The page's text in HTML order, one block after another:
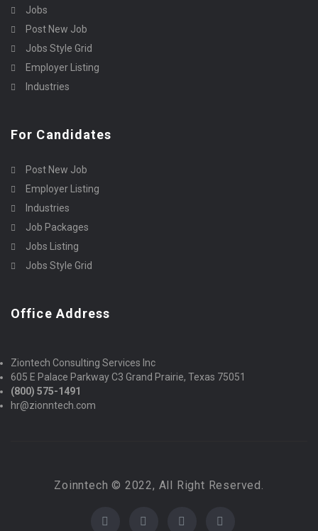
Jobs
Post New Job
Jobs Style Grid
Employer Listing
Industries
For Candidates
Post New Job
Employer Listing
Industries
Job Packages
Jobs Listing
Jobs Style Grid
Office Address
Ziontech Consulting Services Inc
605 E Palace Parkway C3 Grand Prairie, Texas 75051
(800) 575-1491
hr@zionntech.com
Zoinntech © 2022, All Right Reserved.